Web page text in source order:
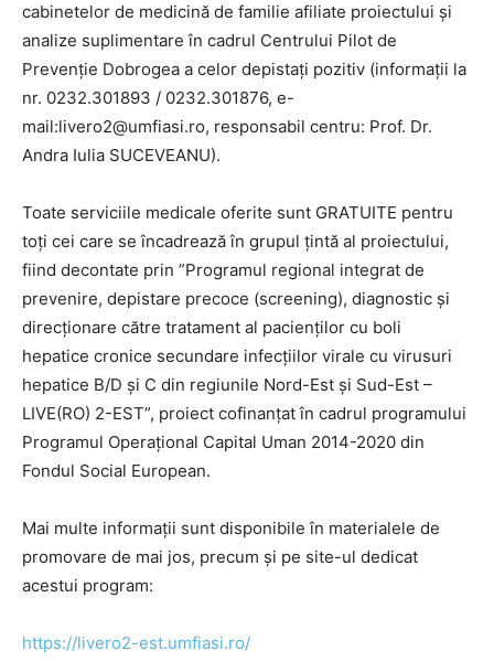
cabinetelor de medicină de familie afiliate proiectului și
analize suplimentare în cadrul Centrului Pilot de
Prevenție Dobrogea a celor depistați pozitiv (informații la
nr. 0232.301893 / 0232.301876, e-
mail:livero2@umfiasi.ro, responsabil centru: Prof. Dr.
Andra Iulia SUCEVEANU).
Toate serviciile medicale oferite sunt GRATUITE pentru
toți cei care se încadrează în grupul țintă al proiectului,
fiind decontate prin ”Programul regional integrat de
prevenire, depistare precoce (screening), diagnostic și
direcționare către tratament al pacienților cu boli
hepatice cronice secundare infecțiilor virale cu virusuri
hepatice B/D și C din regiunile Nord-Est și Sud-Est –
LIVE(RO) 2-EST”, proiect cofinanțat în cadrul programului
Programul Operațional Capital Uman 2014-2020 din
Fondul Social European.
Mai multe informații sunt disponibile în materialele de
promovare de mai jos, precum și pe site-ul dedicat
acestui program:
https://livero2-est.umfiasi.ro/